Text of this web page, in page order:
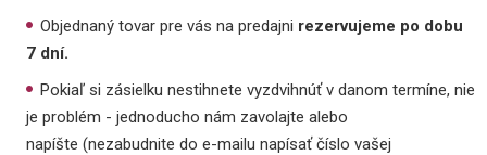
Objednaný tovar pre vás na predajni rezervujeme po dobu
7 dní.
Pokiaľ si zásielku nestihnete vyzdvihnúť v danom termíne, nie
je problém - jednoducho nám zavolajte alebo
napíšte (nezabudnite do e-mailu napísať číslo vašej